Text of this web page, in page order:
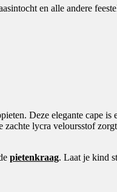
en alle andere
Deze elegante cape is
lycra veloursstof
pietenkraag. Laat je kind